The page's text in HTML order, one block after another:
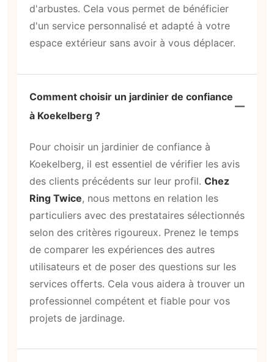
d'arbustes. Cela vous permet de bénéficier
d'un service personnalisé et adapté à votre
espace extérieur sans avoir à vous déplacer.
Comment choisir un jardinier de confiance
à Koekelberg ?
Pour choisir un jardinier de confiance à
Koekelberg, il est essentiel de vérifier les avis
des clients précédents sur leur profil. Chez
Ring Twice, nous mettons en relation les
particuliers avec des prestataires sélectionnés
selon des critères rigoureux. Prenez le temps
de comparer les expériences des autres
utilisateurs et de poser des questions sur les
services offerts. Cela vous aidera à trouver un
professionnel compétent et fiable pour vos
projets de jardinage.